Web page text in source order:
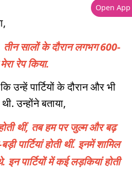
सालों के दौरान लगभग 600-
रेप किया.
उन्हें पार्टियों के दौरान और भी
उन्होंने बताया,
थीं, तब हम पर जुल्म और बढ़
पार्टियां होती थीं. इनमें शामिल
पार्टियों में कई लड़कियां होती
Open App